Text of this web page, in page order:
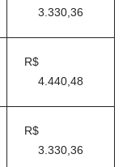
3.330,36
R$
4.440,48
R$
3.330,36